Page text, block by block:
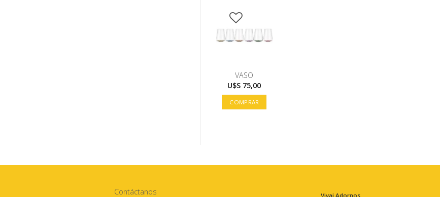
VASO
U$S 75,00
COMPRAR
Contáctanos Vivai Adornos